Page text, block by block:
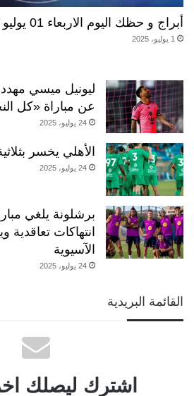
أبراج و حظك اليوم الاربعاء 01 يوليو 2025
1 يوليو، 2025
ليونيل ميسي مهدد
عن مباراة «كل
24 يوليو، 2025
الأهلي يخسر
24 يوليو، 2025
برشلونة يلغي
انتهاكات تعاقدية
الآسيوية
24 يوليو، 2025
القائمة البريدية
اشترك ليصلك اخر